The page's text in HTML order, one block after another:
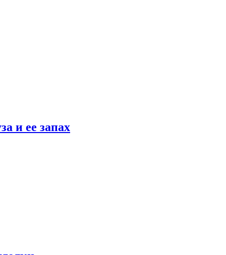
и ее запах